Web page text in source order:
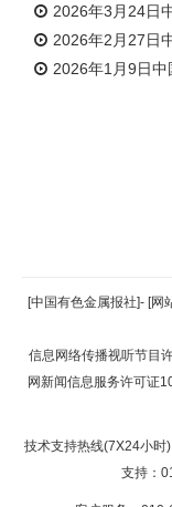
2026年3月24日
2026年2月27日
2026年1月9日
[中国有色金属报社]- [网
信息网络传播视听节目
网新闻信息服务许可证
技术支持热线(7X24小
支持：